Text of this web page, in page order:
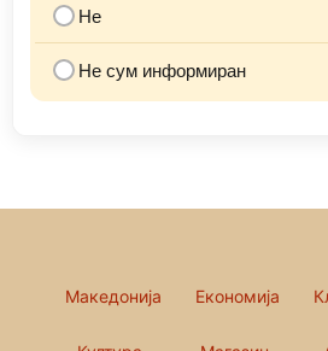
Не
Не сум информиран
Македонија Економија